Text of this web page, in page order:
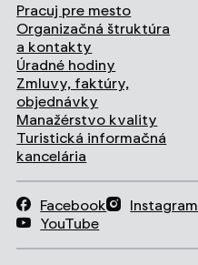
Pracuj pre mesto
Organizačná štruktúra
a kontakty
Úradné hodiny
Zmluvy, faktúry,
objednávky
Manažérstvo kvality
Turistická informačná
kancelária
Facebook Instagram
YouTube